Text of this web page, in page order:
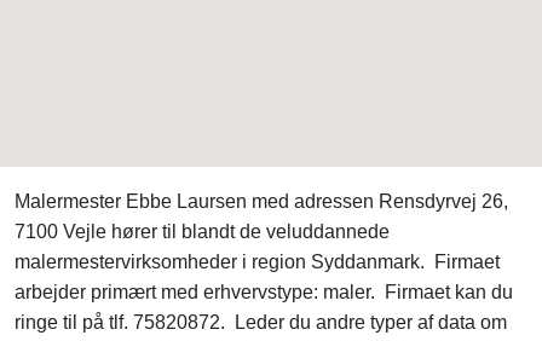
Malermester Ebbe Laursen med adressen Rensdyrvej 26,
7100 Vejle hører til blandt de veluddannede
malermestervirksomheder i region Syddanmark. Firmaet
arbejder primært med erhvervstype: maler. Firmaet kan du
ringe til på tlf. 75820872. Leder du andre typer af data om